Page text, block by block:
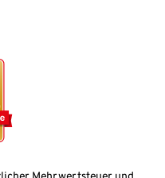
Mehrwertsteuer und